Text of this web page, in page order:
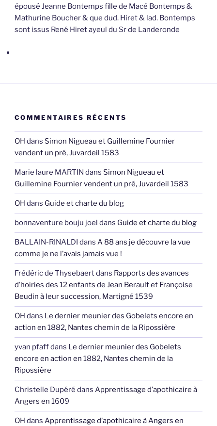
épousé Jeanne Bontemps fille de Macé Bontemps &
Mathurine Boucher & que dud. Hiret & lad. Bontemps
sont issus René Hiret ayeul du Sr de Landeronde
COMMENTAIRES RÉCENTS
OH dans Simon Nigueau et Guillemine Fournier
vendent un pré, Juvardeil 1583
Marie laure MARTIN dans Simon Nigueau et
Guillemine Fournier vendent un pré, Juvardeil 1583
OH dans Guide et charte du blog
bonnaventure bouju joel dans Guide et charte du blog
BALLAIN-RINALDI dans A 88 ans je découvre la vue
comme je ne l’avais jamais vue !
Frédéric de Thysebaertdans Rapports des avances
d’hoiries des 12 enfants de Jean Berault et Françoise
Beudin à leur succession, Martigné 1539
OH dans Le dernier meunier des Gobelets encore en
action en 1882, Nantes chemin de la Ripossière
yvan pfaffdans Le dernier meunier des Gobelets
encore en action en 1882, Nantes chemin de la
Ripossière
Christelle Dupéré dans Apprentissage d’apothicaire à
Angers en 1609
OH dans Apprentissage d’apothicaire à Angers en